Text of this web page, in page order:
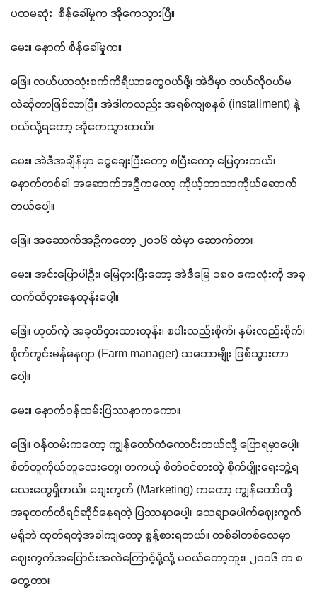
ပထမဆုံး  စိန်ခေါ်မှုက အိုကေသွားပြီ။
မေး။ နောက် စိန်ခေါ်မှုက။
ဖြေ။ လယ်ယာသုံးစက်ကိရိယာတွေဝယ်ဖို့၊ အဲဒီမှာ ဘယ်လိုဝယ်မ
လဲဆိုတာဖြစ်လာပြီ။ အဲဒါကလည်း အရစ်ကျစနစ် (installment) နဲ့
ဝယ်လို့ရတော့ အိုကေသွားတယ်။
မေး။ အဲဒီအချိန်မှာ ငွေချေးပြီးတော့ စပြီးတော့ မြေငှားတယ်၊
နောက်တစ်ခါ အဆောက်အဦကတော့ ကိုယ့်ဘာသာကိုယ်ဆောက်
တယ်ပေါ့။
ဖြေ။ အဆောက်အဦကတော့ ၂၀၁၆ ထဲမှာ ဆောက်တာ။
မေး။ အင်းပြောပါဦး၊ မြေငှားပြီးတော့ အဲဒီမြေ ၁၈၀ ဧကလုံးကို အခု
ထက်ထိငှားနေတုန်းပေါ့။
ဖြေ။ ဟုတ်ကဲ့ အခုထိငှားထားတုန်း၊ စပါးလည်းစိုက်၊ နှမ်းလည်းစိုက်၊
စိုက်ကွင်းမန်နေဂျာ (Farm manager) သဘောမျိုး ဖြစ်သွားတာ
ပေါ့။
မေး။ နောက်ဝန်ထမ်းပြဿနာကကော။
ဖြေ။ ဝန်ထမ်းကတော့ ကျွန်တော်ကံကောင်းတယ်လို့ ပြောရမှာပေါ့။
စိတ်တူကိုယ်တူလေးတွေ၊ တကယ့် စိတ်ဝင်စားတဲ့ စိုက်ပျိုးရေးဘွဲ့ရ
လေးတွေရှိတယ်။ စျေးကွက် (Marketing) ကတော့ ကျွန်တော်တို့
အခုထက်ထိရင်ဆိုင်နေရတဲ့ ပြဿနာပေါ့။ သေချာပေါက်ဈေးကွက်
မရှိဘဲ ထုတ်ရတဲ့အခါကျတော့ စွန့်စားရတယ်။ တစ်ခါတစ်လေမှာ
ဈေးကွက်အပြောင်းအလဲကြောင့်မို့လို့ မဝယ်တော့ဘူး။ ၂၀၁၆ က စ
တွေ့တာ။